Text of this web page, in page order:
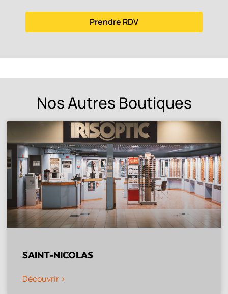
Prendre RDV
Nos Autres Boutiques
SAINT-NICOLAS
Découvrir >